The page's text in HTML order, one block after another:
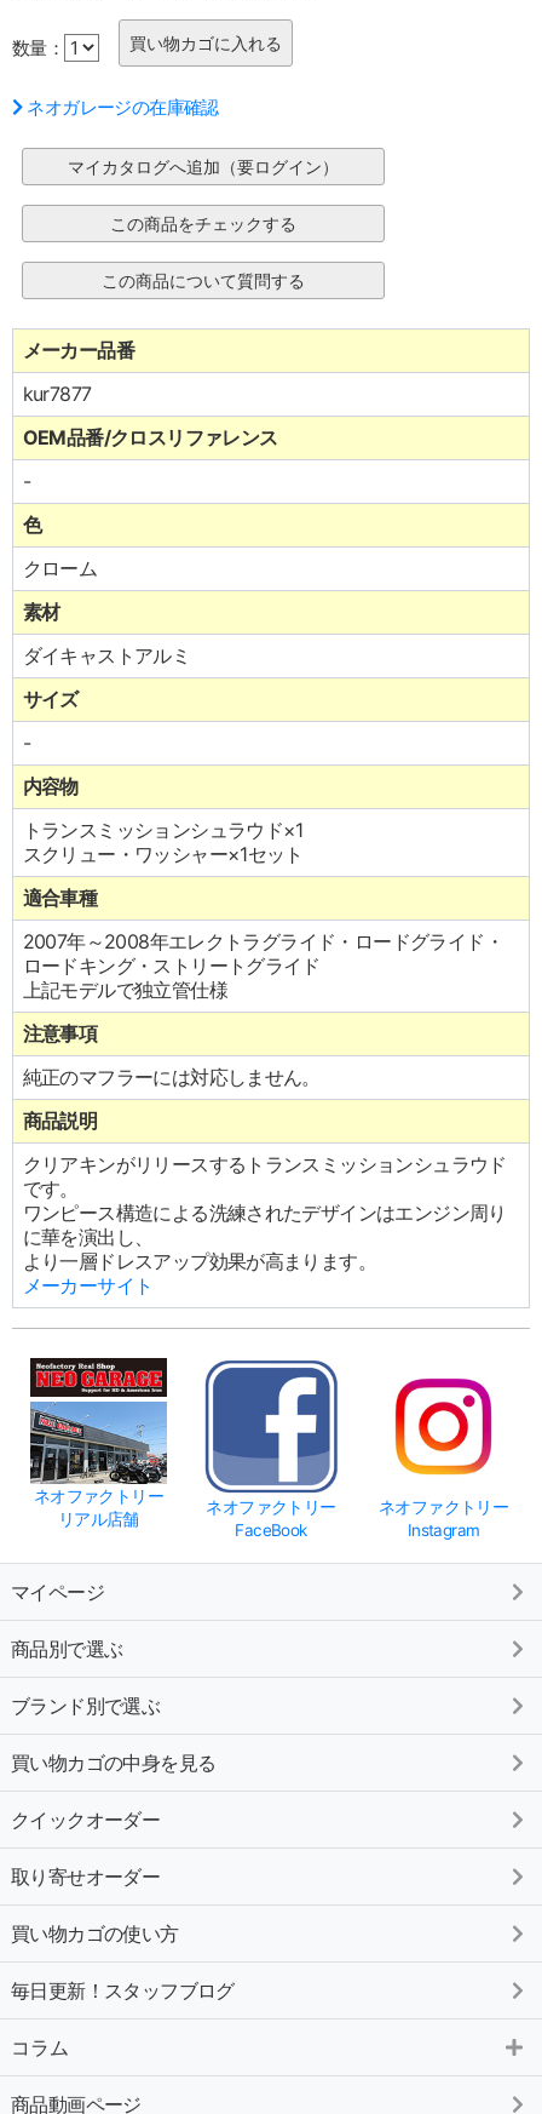
数量：
ネオガレージの在庫確認
メーカー品番
kur7877
OEM品番/クロスリファレンス
-
色
クローム
素材
ダイキャストアルミ
サイズ
-
内容物
トランスミッションシュラウド×1
スクリュー・ワッシャー×1セット
適合車種
2007年～2008年エレクトラグライド・ロードグライド・
ロードキング・ストリートグライド
上記モデルで独立管仕様
注意事項
純正のマフラーには対応しません。
商品説明
クリアキンがリリースするトランスミッションシュラウド
です。
ワンピース構造による洗練されたデザインはエンジン周り
に華を演出し、
より一層ドレスアップ効果が高まります。
メーカーサイト
ネオファクトリー
リアル店舗
ネオファクトリー
FaceBook
ネオファクトリー
Instagram
マイページ
商品別で選ぶ
ブランド別で選ぶ
買い物カゴの中身を見る
クイックオーダー
取り寄せオーダー
買い物カゴの使い方
毎日更新！スタッフブログ
コラム
商品動画ページ